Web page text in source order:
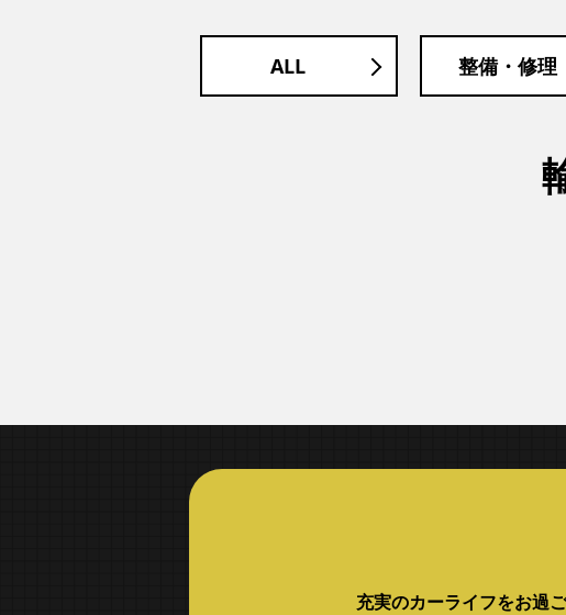
ALL 整備・修理
充実のカーライフをお過